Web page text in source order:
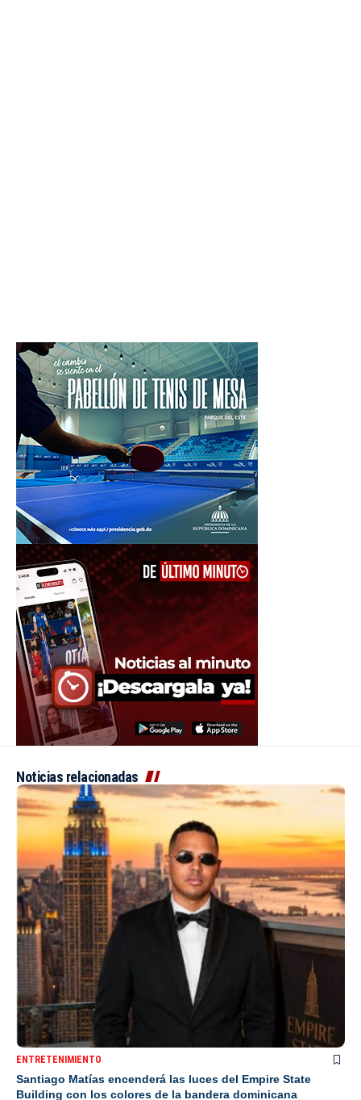
Noticias relacionadas
ENTRETENIMIENTO
Santiago Matías encenderá las luces del Empire State
Building con los colores de la bandera dominicana